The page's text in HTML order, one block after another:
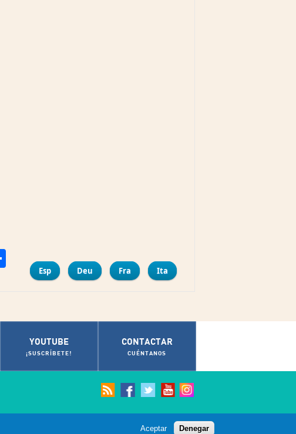
Compartir
Esp Deu Fra Ita
YOUTUBE
¡SUSCRÍBETE!
CONTACTAR
CUÉNTANOS
Aceptar Denegar